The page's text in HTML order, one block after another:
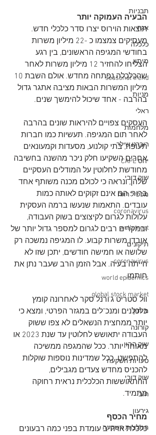
תבניות
אגח
כלכלה
מיתון
seasonal trend
מניות
ראלי
מלחמות
רוברט שילר
יחס CAPE
שוק דובי
מכפיל רווח
coronavirus
wallstreet
תיקונים
coronavirus
world epidemics
global stock market
מיתון
קורונה
שוק ההון
טעויות השקעה
שוק דובי
חוב
גירעון
המלצות השקעה
הבעיה העמוקה יותר
תוצאות הוירוס יצרו סדר כלכלי חדש.
מעסיקים צמצמו כ -22 מיליון משרות
בחודשי המגיפה הראשונים, בין רגע
הצליחו להחזיר 12 מיליון משרות לאחר
מיליון המשרות הבאות מציבה אתגר גדול
בהרבה - אחד שיכול להימשך שנים.
העסקים צפויים להיראות שונים בהרבה
לאחר תום המגיפה. תעשיות כמו חברות
תעופה, בתי קולנוע, מסעדות וקמעונאים
אחרים השקיעו חלק ניכר מהשנה בחשיבה
מחודשת לחלוטין על המודלים העסקיים
שלהן, ונראה כי לכולם מכנה משותף אחד
ברור: הם אינם זקוקים לאותה כמות
עובדים. התאמות שנעשו ברמה העסקית
עלולות לגרום לקיצוצים בשוק העבודה,
ובמקרים רבים לגרום למספר גדול יותר של
אובדן משרות קבוע. לו המגיפה נמשכה רק
שלושה או חמישה חודשים, יתכן שזו לא
הייתה בעיה. אבל הזמן הרב שעבר נתן את
חותמו.
וול סטריט ג'ורנל סקר לאחרונה קומץ
כלכלנים ומנכ"לים במגזר הפרטי, ומצא כי
יותר ממחצית הנשאלים לא צפו ששוק
העבודה יתאושש לחלוטין עד שנת 2023 או
מאוחר יותר. ככל שהמגפה ממשיכה
להתפשט. ככל שמדינות נוספות שוקלות
להכניס מחדש צעדים מגבילים,
ההתאוששות הכלכלית נראית רחוקה
מתמיד.
מחיר הכסף
כלכלת ארה"ב עומדת בפני כמה רבעונים